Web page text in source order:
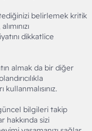
belirlemek kritik
dikkatlice
almak da bir diğer
bilgileri takip
hakkında sizi